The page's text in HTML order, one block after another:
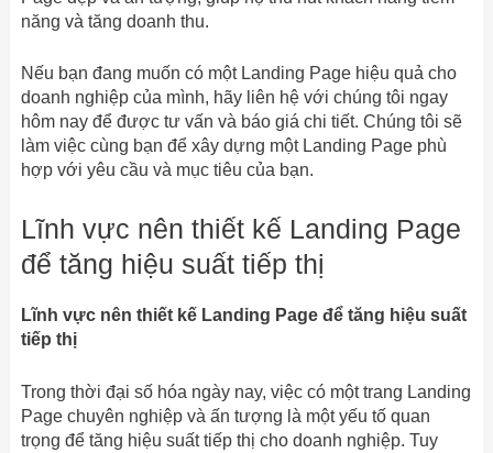
năng và tăng doanh thu.
Nếu bạn đang muốn có một Landing Page hiệu quả cho
doanh nghiệp của mình, hãy liên hệ với chúng tôi ngay
hôm nay để được tư vấn và báo giá chi tiết. Chúng tôi sẽ
làm việc cùng bạn để xây dựng một Landing Page phù
hợp với yêu cầu và mục tiêu của bạn.
Lĩnh vực nên thiết kế Landing Page
để tăng hiệu suất tiếp thị
Lĩnh vực nên thiết kế Landing Page để tăng hiệu suất
tiếp thị
Trong thời đại số hóa ngày nay, việc có một trang Landing
Page chuyên nghiệp và ấn tượng là một yếu tố quan
trọng để tăng hiệu suất tiếp thị cho doanh nghiệp. Tuy